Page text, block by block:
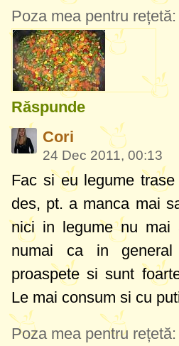
Poza mea pentru rețetă:
Răspunde
Cori
24 Dec 2011, 00:13
Fac si eu legume
des, pt. a manca mai
nici in legume nu
numai ca in general
proaspete si sunt
Le mai consum si cu
Poza mea pentru rețetă: